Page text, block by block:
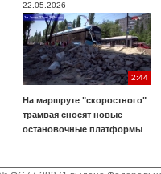
22.05.2026
2:44
На маршруте "скоростного"
трамвая сносят новые
остановочные платформы